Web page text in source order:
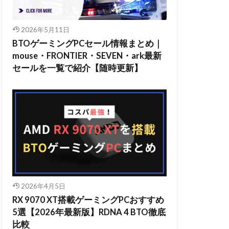
2026年5月11日
BTOゲーミングPCセール情報まとめ｜
mouse・FRONTIER・SEVEN・ark最新
セールを一覧で紹介【随時更新】
2026年4月5日
RX 9070 XT搭載ゲーミングPCおすすめ
5選【2026年最新版】RDNA 4 BTO徹底
比較